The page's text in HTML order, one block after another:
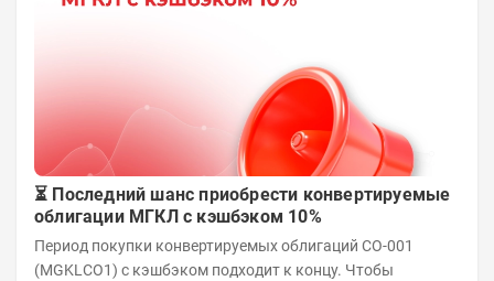
⏳ Последний шанс приобрести конвертируемые
облигации МГКЛ с кэшбэком 10%
Период покупки конвертируемых облигаций СО-001
(MGKLCO1) с кэшбэком подходит к концу. Чтобы